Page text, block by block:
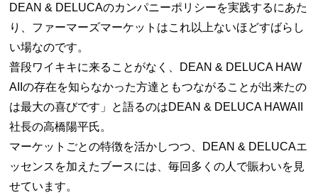
DEAN & DELUCAのカンパニーポリシーを実践するにあた
り、ファーマーズマーケットはこれ以上ないほどすばらし
い場なのです。
普段ワイキキに来ることがなく、DEAN & DELUCA HAW
AIIの存在を知らなかった方達ともつながることが出来たの
は最大の喜びです」と語るのはDEAN & DELUCA HAWAII
社長の高橋陽平氏。
マーケットごとの特徴を活かしつつ、DEAN & DELUCAエ
ッセンスを加えたブースには、毎回多くの人で賑わいを見
せています。